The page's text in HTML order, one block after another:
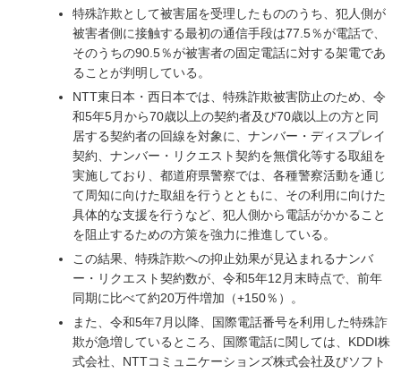
特殊詐欺として被害届を受理したもののうち、犯人側が
被害者側に接触する最初の通信手段は77.5％が電話で、
そのうちの90.5％が被害者の固定電話に対する架電であ
ることが判明している。
NTT東日本・西日本では、特殊詐欺被害防止のため、令
和5年5月から70歳以上の契約者及び70歳以上の方と同
居する契約者の回線を対象に、ナンバー・ディスプレイ
契約、ナンバー・リクエスト契約を無償化等する取組を
実施しており、都道府県警察では、各種警察活動を通じ
て周知に向けた取組を行うとともに、その利用に向けた
具体的な支援を行うなど、犯人側から電話がかかること
を阻止するための方策を強力に推進している。
この結果、特殊詐欺への抑止効果が見込まれるナンバ
ー・リクエスト契約数が、令和5年12月末時点で、前年
同期に比べて約20万件増加（+150％）。
また、令和5年7月以降、国際電話番号を利用した特殊詐
欺が急増しているところ、国際電話に関しては、KDDI株
式会社、NTTコミュニケーションズ株式会社及びソフト